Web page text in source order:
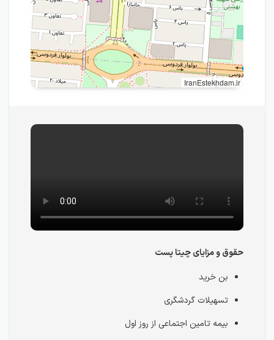
IranEstekhdam.ir
حقوق و مزایای چیتا پست
بن خرید
تسهیلات گردشگری
بیمه تامین اجتماعی از روز اول